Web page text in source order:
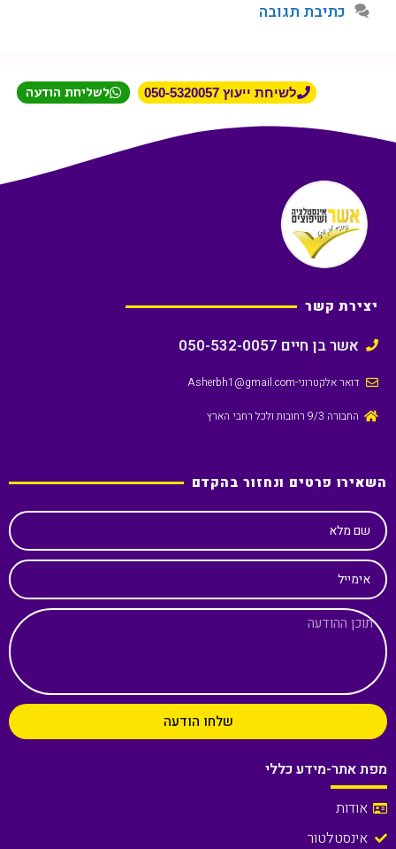
כתיבת תגובה
לשיחת ייעוץ 050-5320057 לשליחת הודעה
יצירת קשר
אשר בן חיים 050-532-0057
דואר אלקטרוני-Asherbh1@gmail.com
החבורה 9/3 רחובות ולכל רחבי הארץ
השאירו פרטים ונחזור בהקדם
שם מלא
אימייל
שלחו הודעה
מפת אתר-מידע כללי
אודות
אינסטלטור